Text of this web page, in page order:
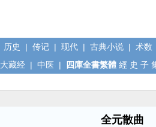
历史 | 传记 | 现代 | 古典小说 | 术数
大藏经 | 中医 | 四庫全書繁體 經 史 子
全元散曲